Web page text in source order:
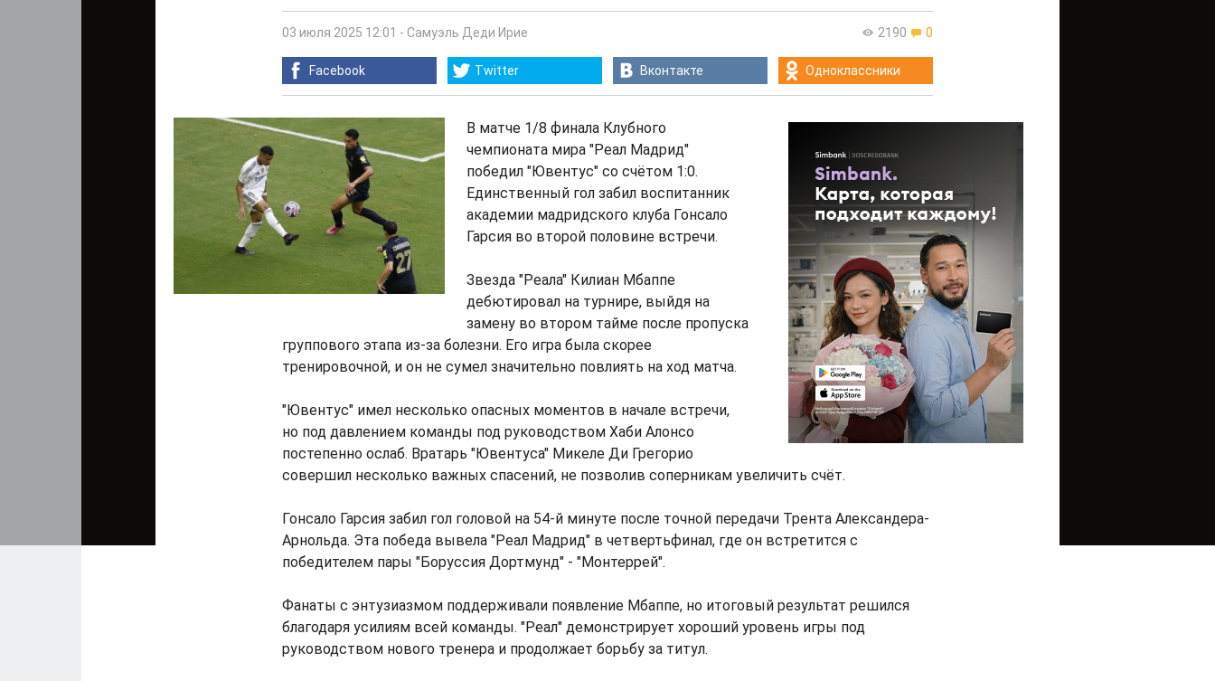
2190 0
03 июля 2025 12:01 - Самуэль Деди Ирие
Facebook Twitter Вконтакте Одноклассники
В матче 1/8 финала Клубного
чемпионата мира "Реал Мадрид"
победил "Ювентус" со счётом 1:0.
Единственный гол забил воспитанник
академии мадридского клуба Гонсало
Гарсия во второй половине встречи.
Звезда "Реала" Килиан Мбаппе
дебютировал на турнире, выйдя на
замену во втором тайме после пропуска
группового этапа из-за болезни. Его игра была скорее
тренировочной, и он не сумел значительно повлиять на ход матча.
"Ювентус" имел несколько опасных моментов в начале встречи,
но под давлением команды под руководством Хаби Алонсо
постепенно ослаб. Вратарь "Ювентуса" Микеле Ди Грегорио
совершил несколько важных спасений, не позволив соперникам увеличить счёт.
Гонсало Гарсия забил гол головой на 54-й минуте после точной передачи Трента Александера-
Арнольда. Эта победа вывела "Реал Мадрид" в четвертьфинал, где он встретится с
победителем пары "Боруссия Дортмунд" - "Монтеррей".
Фанаты с энтузиазмом поддерживали появление Мбаппе, но итоговый результат решился
благодаря усилиям всей команды. "Реал" демонстрирует хороший уровень игры под
руководством нового тренера и продолжает борьбу за титул.